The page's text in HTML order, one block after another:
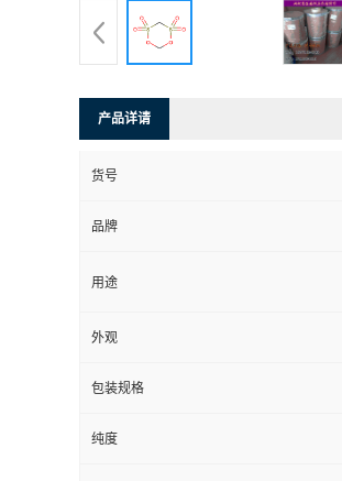
产品详请
货号
品牌
用途
外观
包装规格
纯度